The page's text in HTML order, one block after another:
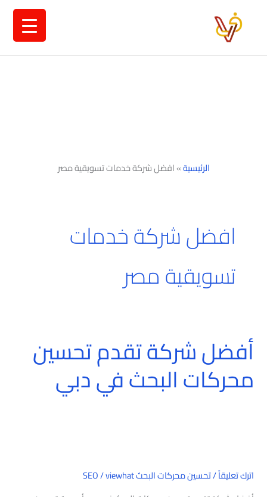
الرئيسية»افضل شركة خدمات تسويقية مصر
افضل شركة خدمات
تسويقية مصر
أفضل شركة تقدم تحسين
محركات البحث في دبي
اترك تعليقاً/تحسين محركات البحث SEO /viewhat
أفضل
شركة
تقدم
تحسين